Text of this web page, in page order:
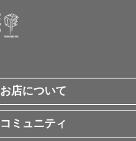
お店について
コミュニティ